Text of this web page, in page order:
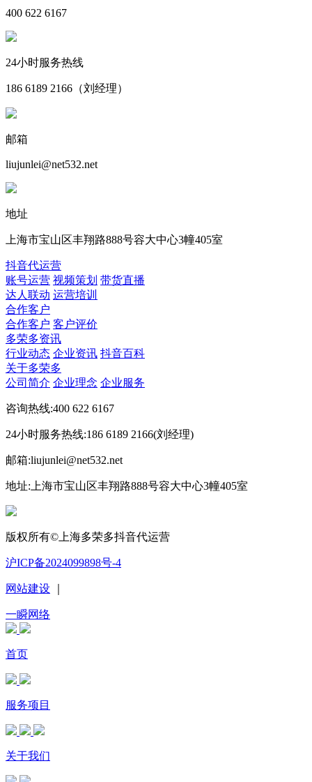
400 622 6167
24小时服务热线
186 6189 2166（刘经理）
邮箱
liujunlei@net532.net
地址
上海市宝山区丰翔路888号容大中心3幢405室
抖音代运营
账号运营 视频策划 带货直播
达人联动 运营培训
合作客户
合作客户 客户评价
多荣多资讯
行业动态 企业资讯 抖音百科
关于多荣多
公司简介 企业理念 企业服务
咨询热线:400 622 6167
24小时服务热线:186 6189 2166(刘经理)
邮箱:liujunlei@net532.net
地址:上海市宝山区丰翔路888号容大中心3幢405室
版权所有©上海多荣多抖音代运营
沪ICP备2024099898号-4
网站建设
一瞬网络
首页
服务项目
关于我们